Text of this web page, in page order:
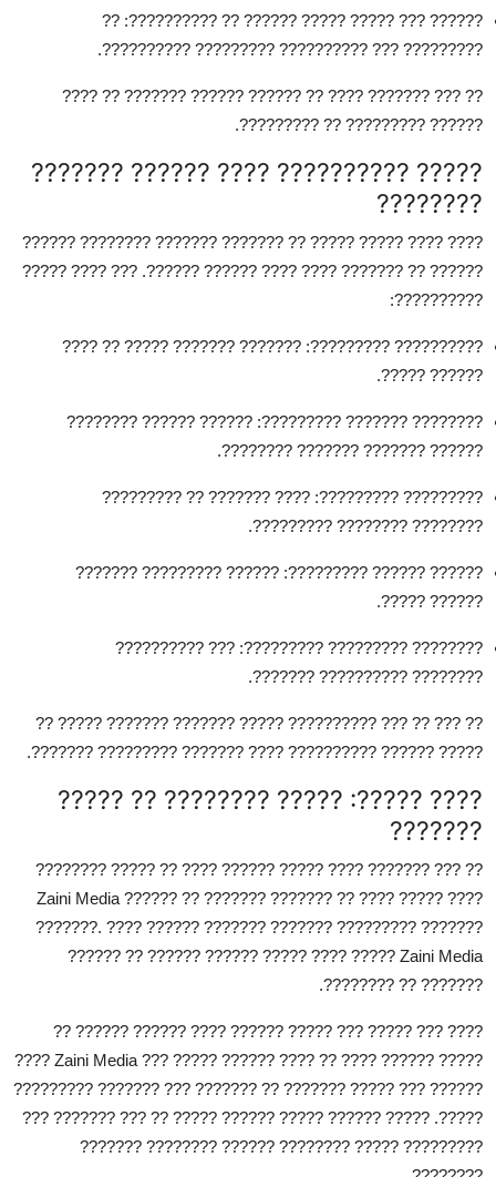
?????? ??? ????? ????? ?????? ?? ??????????
: ??
????????? ??? ?????????? ????????? ??????????.
?? ??? ??????? ???? ?? ?????? ?????? ??????? ?? ????
?????? ????????? ?? ?????????.
????? ?????????? ???? ?????? ???????
????????
????
???? ????? ????? ?? ??????? ??????? ????????
??????
?????? ?? ??????? ???? ???? ?????? ??????. ??? ???? ?????
??????????:
?????????? ?????????
: ??????? ??????? ????? ?? ????
?????? ?????.
???????? ??????? ?????????
: ?????? ?????? ????????
?????? ??????? ??????? ????????.
????????? ?????????
: ???? ??????? ?? ?????????
???????? ???????? ?????????.
?????? ?????? ?????????
: ?????? ????????? ???????
?????? ?????.
???????? ????????? ?????????
: ??? ??????????
???????? ?????????? ???????.
?? ??? ?? ??? ?????????? ????? ??????? ??????? ????? ??
????? ?????? ?????????? ???? ??????? ????????? ???????.
???? ?????: ????? ???????? ?? ?????
???????
?? ??? ??????? ???? ????? ?????? ???? ?? ????? ????????
????
Zaini Media ?????? ?? ??????? ??????? ?? ???? ?????
???????. ???? ?????? ??????? ??????? ????????? ???????
Zaini Media ????? ???? ????? ?????? ?????? ?? ??????
??????? ?? ????????.
???? ??? ????? ??? ????? ?????? ???? ?????? ?????? ??
????? ?????? ???? ?? ???? ?????? ????? ???
Zaini Media
????
?????? ??? ????? ??????? ?? ??????? ??? ??????? ?????????
?????. ????? ?????? ????? ?????? ????? ?? ??? ??????? ???
????????? ????? ???????? ?????? ???????? ???????